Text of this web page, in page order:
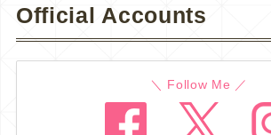
Official Accounts
＼ Follow Me ／